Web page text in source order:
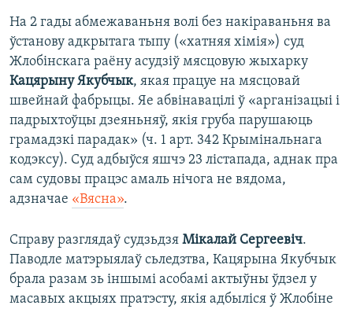
На 2 гады абмежаваньня волі без накіраваньня ва
ўстанову адкрытага тыпу («хатняя хімія») суд
Жлобінскага раёну асудзіў мясцовую жыхарку
Кацярыну Якубчык, якая працуе на мясцовай
швейнай фабрыцы. Яе абвінавацілі ў «арганізацыі і
падрыхтоўцы дзеяньняў, якія груба парушаюць
грамадзкі парадак» (ч. 1 арт. 342 Крымінальнага
кодэксу). Суд адбыўся яшчэ 23 лістапада, аднак пра
сам судовы працэс амаль нічога не вядома,
адзначае «Вясна».
Справу разглядаў судзьдзя Мікалай Сергеевіч.
Паводле матэрыялаў сьледзтва, Кацярына Якубчык
брала разам зь іншымі асобамі актыўны ўдзел у
масавых акцыях пратэсту, якія адбыліся ў Жлобіне